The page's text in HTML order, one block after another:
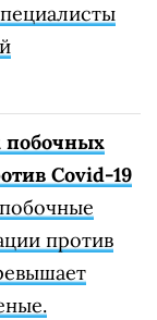
побочных
Covid-19
против